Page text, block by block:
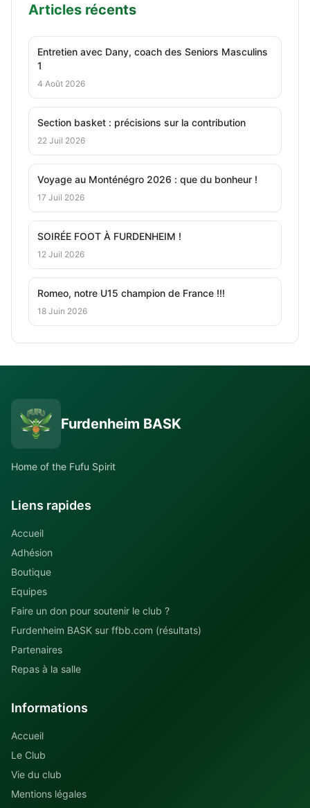
Articles récents
Entretien avec Dany, coach des Seniors Masculins
1
4 Août 2026
Section basket : précisions sur la contribution
22 Juil 2026
Voyage au Monténégro 2026 : que du bonheur !
17 Juil 2026
SOIRÉE FOOT À FURDENHEIM !
12 Juil 2026
Romeo, notre U15 champion de France !!!
18 Juin 2026
Furdenheim BASK
Home of the Fufu Spirit
Liens rapides
Accueil
Adhésion
Boutique
Equipes
Faire un don pour soutenir le club ?
Furdenheim BASK sur ffbb.com (résultats)
Partenaires
Repas à la salle
Informations
Accueil
Le Club
Vie du club
Mentions légales